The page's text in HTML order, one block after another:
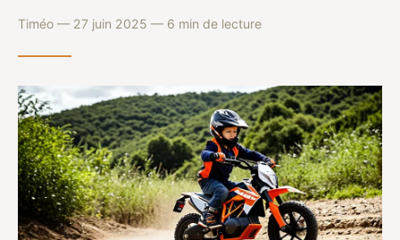
Timéo — 27 juin 2025 — 6 min de lecture